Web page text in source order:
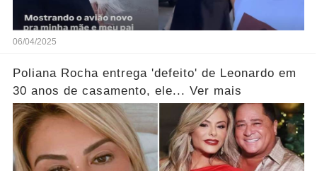
06/04/2025
Poliana Rocha entrega 'defeito' de Leonardo em
30 anos de casamento, ele... Ver mais